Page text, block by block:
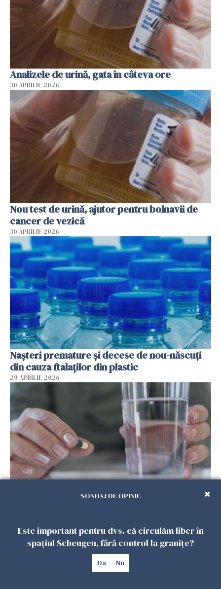
Analizele de urină, gata în câteva ore
30 APRILIE 2026
Nou test de urină, ajutor pentru bolnavii de
cancer de vezică
30 APRILIE 2026
Nașteri premature și decese de nou-născuți
din cauza ftalaților din plastic
29 APRILIE 2026
Spania, verdict: homeopatia este ineficientă
SONDAJ DE OPINIE
Este important pentru dvs. că circulăm liber în
spațiul Schengen, fără control la granițe?
Da Nu